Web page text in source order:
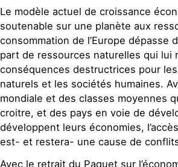
Le modèle actuel de croissance
soutenable sur une planète aux
consommation de l’Europe dépasse
part de ressources naturelles qui lui
conséquences destructrices pour
naturels et les sociétés humaines.
mondiale et des classes moyennes
croitre, et des pays en voie de
développent leurs économies,
est- et restera- une cause de
Avec le retrait du Paquet sur